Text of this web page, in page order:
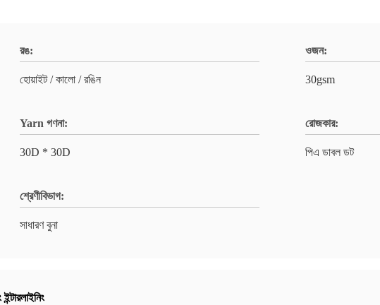
রঙ:
হোয়াইট / কালো / রঙিন
ওজন:
30gsm
Yarn গণনা:
30D * 30D
রোজকার:
পিএ ডাবল ডট
শ্রেণীবিভাগ:
সাধারণ বুনা